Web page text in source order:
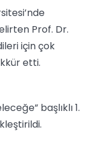
Prof. Dr.
için çok
etti.
başlıklı 1.
ştirildi.